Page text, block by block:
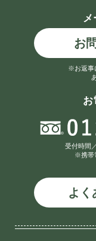
お
※お返事
お
受付時間
※携帯
よく